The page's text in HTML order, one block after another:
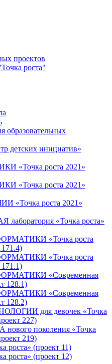
проектов
роста"
образовательных
детских инициатив»
«Точка роста 2021»
«Точка роста 2021»
«Точка роста 2021»
«Точка роста»
«Точка роста
171.4)
«Точка роста
171.1)
«Современная
128.1)
«Современная
128.2)
для девочек «Точка
227)
поколения «Точка
219)
роста» (проект 11)
роста» (проект 12)